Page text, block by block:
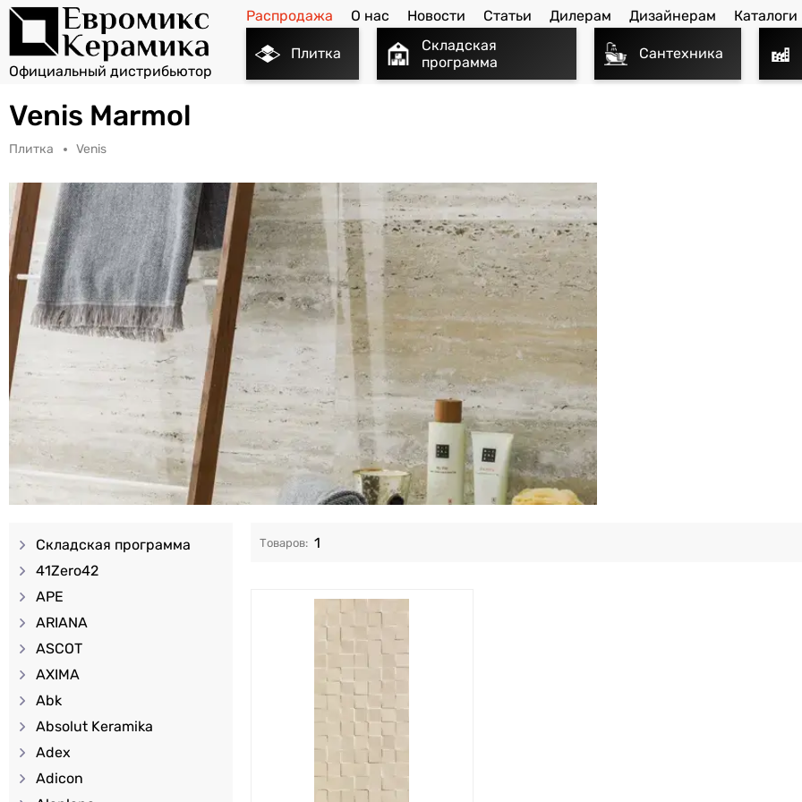
Распродажа О нас Новости Статьи Дилерам Дизайнерам Каталоги
Плитка
Складская
программа
Сантехника
Venis Marmol
Плитка Venis
Складская программа
41Zero42
APE
ARIANA
ASCOT
AXIMA
Abk
Absolut Keramika
Adex
Adicon
1